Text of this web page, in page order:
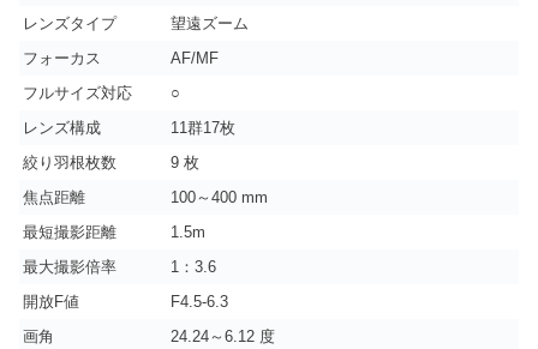
レンズタイプ
望遠ズーム
フォーカス
AF/MF
フルサイズ対応
○
レンズ構成
11群17枚
絞り羽根枚数
9 枚
焦点距離
100～400 mm
最短撮影距離
1.5m
最大撮影倍率
1：3.6
開放F値
F4.5-6.3
画角
24.24～6.12 度